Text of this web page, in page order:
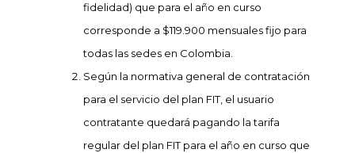
fidelidad) que para el año en curso
corresponde a $119.900 mensuales fijo para
todas las sedes en Colombia.
Según la normativa general de contratación
para el servicio del plan FIT, el usuario
contratante quedará pagando la tarifa
regular del plan FIT para el año en curso que